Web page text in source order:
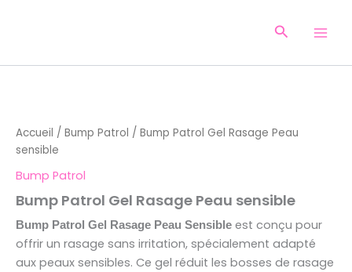
Accueil / Bump Patrol / Bump Patrol Gel Rasage Peau
sensible
Bump Patrol
Bump Patrol Gel Rasage Peau sensible
Bump Patrol Gel Rasage Peau Sensible est conçu pour
offrir un rasage sans irritation, spécialement adapté
aux peaux sensibles. Ce gel réduit les bosses de rasage
Patrol
Gel
sensible